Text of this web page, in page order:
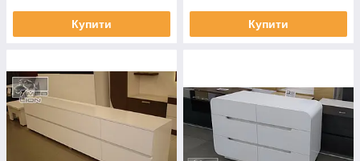
Купити Купити